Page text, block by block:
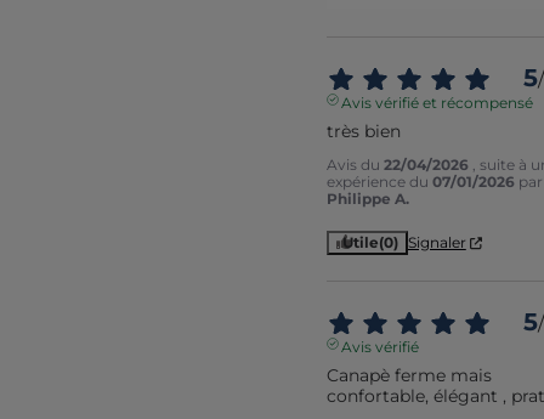
5/
Avis vérifié et récompensé
très bien
Avis du 22/04/2026 , suite à
expérience du 07/01/2026 par
Philippe A.
Utile(0) Signaler
5/
Avis vérifié
Canapè ferme mais
confortable, élégant ,